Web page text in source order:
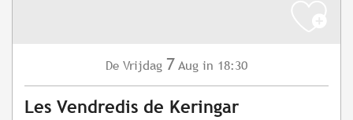
De Vrijdag 7 Aug in 18:30
Les Vendredis de Keringar